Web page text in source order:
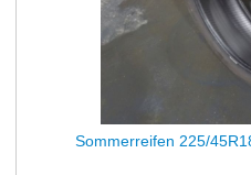
Sommerreifen 225/